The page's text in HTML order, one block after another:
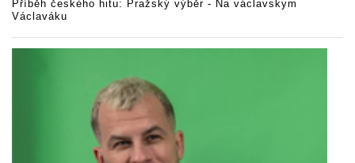
Příběh českého hitu: Pražský výběr - Na václavskym
Václaváku